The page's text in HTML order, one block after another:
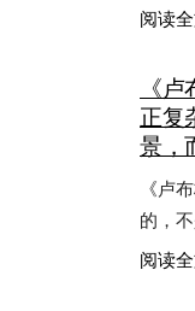
阅读
《
正复
景，
《卢
的，不
阅读